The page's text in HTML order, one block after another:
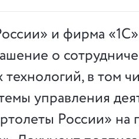
и фирма
о
в том
управления
России» на